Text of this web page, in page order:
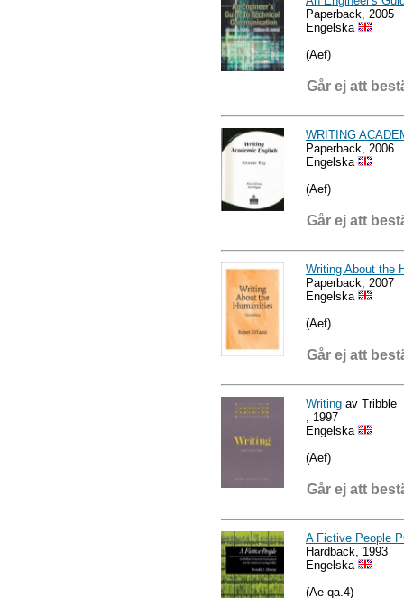
Paperback, 2005
Engelska
(Aef)
Går ej att
WRITING
Paperback, 2006
Engelska
(Aef)
Går ej att
Writing About the
Paperback, 2007
Engelska
(Aef)
Går ej att
Writing av Tribble
, 1997
Engelska
(Aef)
Går ej att
A Fictive People
Hardback, 1993
Engelska
(Ae-qa.4)